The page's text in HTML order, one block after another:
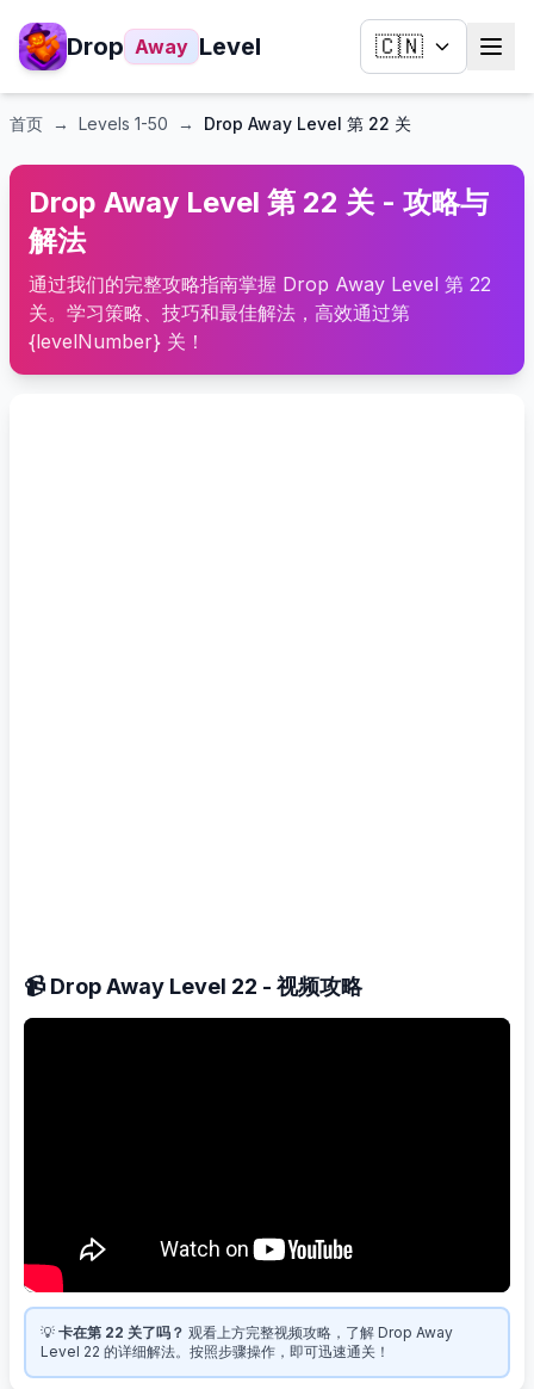
Drop Away Level 🇨🇳
首页 → Levels 1-50 → Drop Away Level 第 22 关
Drop Away Level 第 22 关 - 攻略与
解法
通过我们的完整攻略指南掌握 Drop Away Level 第 22
关。学习策略、技巧和最佳解法，高效通过第
{levelNumber} 关！
📹 Drop Away Level 22 - 视频攻略
💡 卡在第 22 关了吗？ 观看上方完整视频攻略，了解 Drop Away
Level 22 的详细解法。按照步骤操作，即可迅速通关！